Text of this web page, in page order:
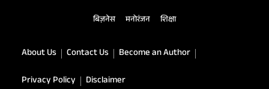
बिज़नेस मनोरंजन शिक्षा
About Us Contact Us
Become an Author
Privacy Policy
Disclaimer